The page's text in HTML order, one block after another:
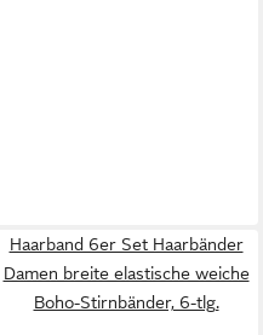
Haarband 6er Set Haarbänder
Damen breite elastische weiche
Boho-Stirnbänder, 6-tlg.